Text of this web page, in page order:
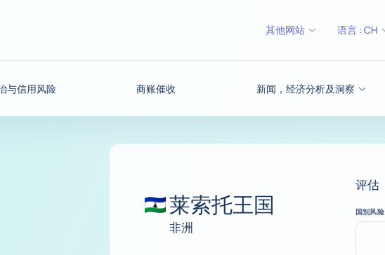
与信用风险 商账催收 新闻，经济分析及洞察
其他网站 语言 : CH
莱索托王国
非洲
评估
国别风险